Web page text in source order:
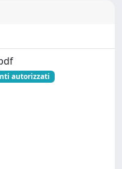
autorizzati